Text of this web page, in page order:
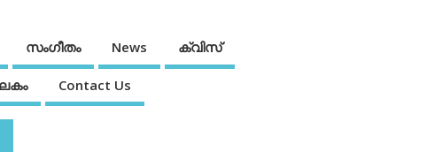
സംഗീതം News ക്വിസ്
Contact Us